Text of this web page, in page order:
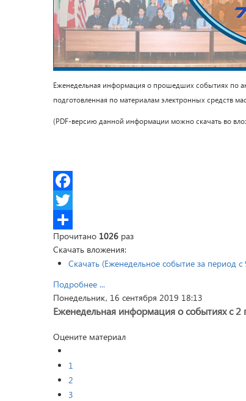
Еженедельная информация о прошедших событиях по
подготовленная по материалам электронных средств
(PDF-версию данной информации можно скачать во
Facebook
Twitter
Share
Прочитано 1026 раз
Скачать вложения:
Скачать (Еженедельное событие за период
Подробнее ...
Понедельник, 16 сентября 2019 18:13
Еженедельная информация о событиях с 2
Оцените материал
1
2
3